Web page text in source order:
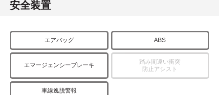
安全装置
エアバッグ ABS
エマージェンシーブレーキ
踏み間違い衝突
防止アシスト
車線逸脱警報